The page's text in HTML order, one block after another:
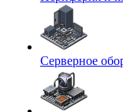
Серверное